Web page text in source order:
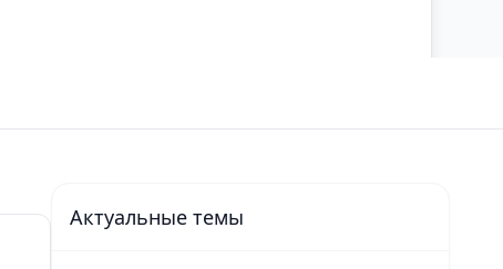
Актуальные темы